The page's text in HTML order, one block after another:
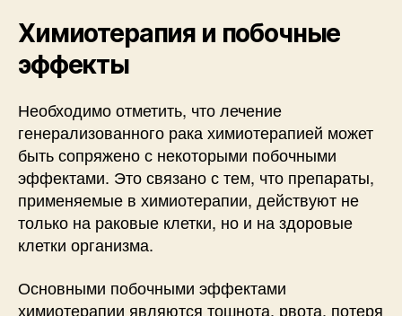
Химиотерапия и побочные
эффекты
Необходимо отметить, что лечение
генерализованного рака химиотерапией может
быть сопряжено с некоторыми побочными
эффектами. Это связано с тем, что препараты,
применяемые в химиотерапии, действуют не
только на раковые клетки, но и на здоровые
клетки организма.
Основными побочными эффектами
химиотерапии являются тошнота, рвота, потеря